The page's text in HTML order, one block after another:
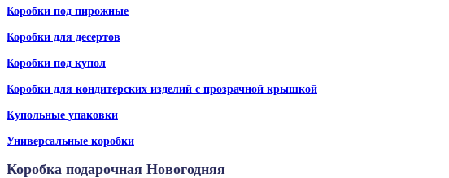
Коробки под пирожные
Коробки для десертов
Коробки под купол
Коробки для кондитерских изделий с прозрачной крышкой
Купольные упаковки
Универсальные коробки
Коробка подарочная Новогодняя